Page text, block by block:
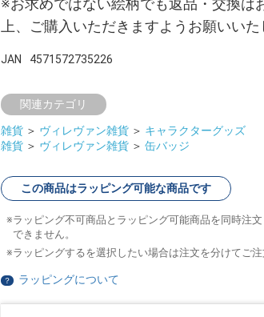
上、ご購入いただきますようお願いいた
JAN 4571572735226
関連カテゴリ
雑貨 ＞ ヴィレヴァン雑貨 ＞ キャラクターグッズ
雑貨 ＞ ヴィレヴァン雑貨 ＞ 缶バッジ
この商品はラッピング可能な商品です
ラッピング不可商品とラッピング可能商品を同時注
できません。
ラッピングするを選択したい場合は注文を分けてご注
？ ラッピングについて